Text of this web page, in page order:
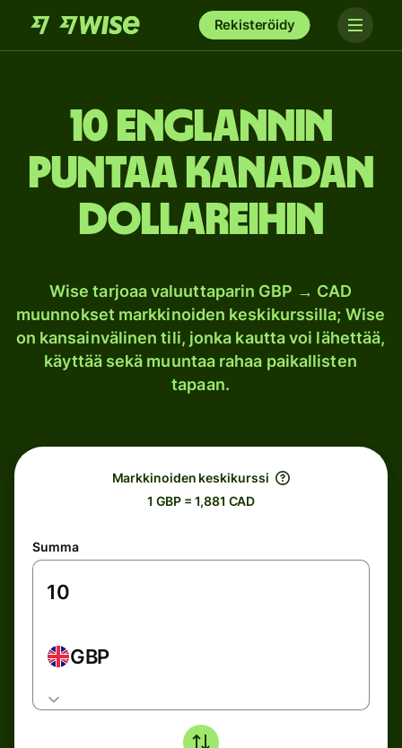
Rekisteröidy
10 Englannin
puntaa Kanadan
dollareihin
Wise tarjoaa valuuttaparin GBP → CAD
muunnokset markkinoiden keskikurssilla; Wise
on kansainvälinen tili, jonka kautta voi lähettää,
käyttää sekä muuntaa rahaa paikallisten
tapaan.
Markkinoiden keskikurssi
1 GBP = 1,881 CAD
Summa
GBP